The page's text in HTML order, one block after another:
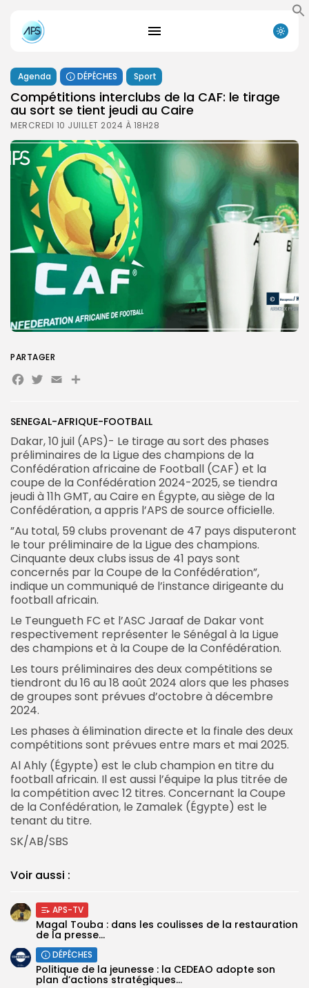
for:
FR
Agenda DÉPÊCHES Sport
Compétitions interclubs de la CAF: le tirage
au sort se tient jeudi au Caire
MERCREDI 10 JUILLET 2024 À 18H28
SENEGAL-AFRIQUE-FOOTBALL
Dakar, 10 juil (APS)- Le tirage au sort des phases
préliminaires de la Ligue des champions de la
Confédération africaine de Football (CAF) et la
coupe de la Confédération 2024-2025, se tiendra
jeudi à 11h GMT, au Caire en Égypte, au siège de la
Confédération, a appris l’APS de source officielle.
”Au total, 59 clubs provenant de 47 pays disputeront
le tour préliminaire de la Ligue des champions.
Cinquante deux clubs issus de 41 pays sont
concernés par la Coupe de la Confédération”,
indique un communiqué de l’instance dirigeante du
football africain.
Le Teungueth FC et l’ASC Jaraaf de Dakar vont
respectivement représenter le Sénégal à la Ligue
des champions et à la Coupe de la Confédération.
Les tours préliminaires des deux compétitions se
tiendront du 16 au 18 août 2024 alors que les phases
de groupes sont prévues d’octobre à décembre
2024.
Les phases à élimination directe et la finale des deux
compétitions sont prévues entre mars et mai 2025.
Al Ahly (Égypte) est le club champion en titre du
football africain. Il est aussi l’équipe la plus titrée de
la compétition avec 12 titres. Concernant la Coupe
de la Confédération, le Zamalek (Égypte) est le
tenant du titre.
SK/AB/SBS
Voir aussi :
APS-TV
Magal Touba : dans les coulisses de la restauration
de la presse...
DÉPÊCHES
Politique de la jeunesse : la CEDEAO adopte son
plan d’actions stratégiques...
PARTAGER
Facebook
Twitter
EmailPartager